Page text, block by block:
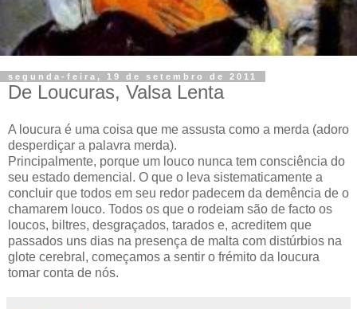
segunda-feira, 19 de setembro de 2011
De Loucuras, Valsa Lenta
A loucura é uma coisa que me assusta como a merda (adoro
desperdiçar a palavra merda).
Principalmente, porque um louco nunca tem consciência do
seu estado demencial. O que o leva sistematicamente a
concluir que todos em seu redor padecem da demência de o
chamarem louco. Todos os que o rodeiam são de facto os
loucos, biltres, desgraçados, tarados e, acreditem que
passados uns dias na presença de malta com distúrbios na
glote cerebral, começamos a sentir o frémito da loucura
tomar conta de nós.